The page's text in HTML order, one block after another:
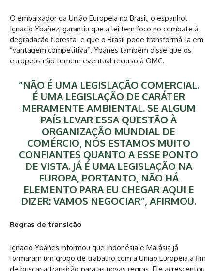
O embaixador da União Europeia no Brasil, o espanhol
Ignacio Ybáñez, garantiu que a lei tem foco no combate à
degradação florestal e que o Brasil pode transformá-la em
“vantagem competitiva”. Ybáñes também disse que os
europeus não temem eventual recurso à OMC.
“NÃO É UMA LEGISLAÇÃO COMERCIAL.
É UMA LEGISLAÇÃO DE CARÁTER
MERAMENTE AMBIENTAL. SE ALGUM
PAÍS LEVAR ESSA QUESTÃO À
ORGANIZAÇÃO MUNDIAL DE
COMÉRCIO, NÓS ESTAMOS MUITO
CONFIANTES QUANTO A ESSE PONTO
DE VISTA. JÁ É UMA LEGISLAÇÃO NA
EUROPA, PORTANTO, NÃO HÁ
ELEMENTO PARA EU CHEGAR AQUI E
DIZER: VAMOS NEGOCIAR”, AFIRMOU.
Regras de transição
Ignacio Ybáñes informou que Indonésia e Malásia já
formaram um grupo de trabalho com a União Europeia a fim
de buscar a transição para as novas regras. Ele acrescentou